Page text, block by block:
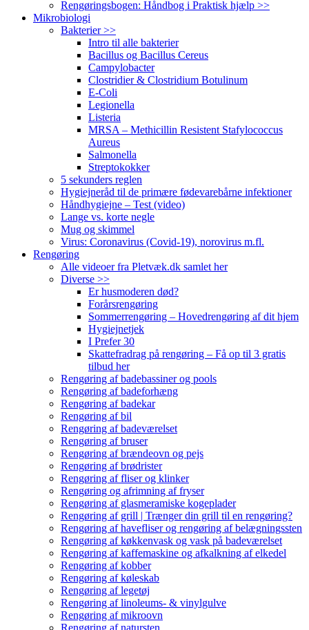
Rengøringsbogen: Håndbog i Praktisk hjælp >>
Mikrobiologi
Bakterier >>
Intro til alle bakterier
Bacillus og Bacillus Cereus
Campylobacter
Clostridier & Clostridium Botulinum
E-Coli
Legionella
Listeria
MRSA – Methicillin Resistent Stafylococcus
Aureus
Salmonella
Streptokokker
5 sekunders reglen
Hygiejneråd til de primære fødevarebårne infektioner
Håndhygiejne – Test (video)
Lange vs. korte negle
Mug og skimmel
Virus: Coronavirus (Covid-19), norovirus m.fl.
Rengøring
Alle videoer fra Pletvæk.dk samlet her
Diverse >>
Er husmoderen død?
Forårsrengøring
Sommerrengøring – Hovedrengøring af dit hjem
Hygiejnetjek
I Prefer 30
Skattefradrag på rengøring – Få op til 3 gratis
tilbud her
Rengøring af badebassiner og pools
Rengøring af badeforhæng
Rengøring af badekar
Rengøring af bil
Rengøring af badeværelset
Rengøring af bruser
Rengøring af brændeovn og pejs
Rengøring af brødrister
Rengøring af fliser og klinker
Rengøring og afrimning af fryser
Rengøring af glasmeramiske kogeplader
Rengøring af grill | Trænger din grill til en rengøring?
Rengøring af havefliser og rengøring af belægningssten
Rengøring af køkkenvask og vask på badeværelset
Rengøring af kaffemaskine og afkalkning af elkedel
Rengøring af kobber
Rengøring af køleskab
Rengøring af legetøj
Rengøring af linoleums- & vinylgulve
Rengøring af mikroovn
Rengøring af natursten